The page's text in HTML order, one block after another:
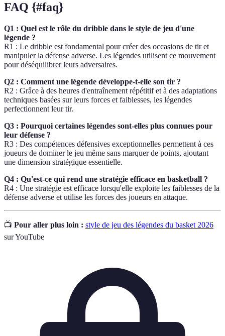
FAQ {#faq}
Q1 : Quel est le rôle du dribble dans le style de jeu d'une
légende ?
R1 : Le dribble est fondamental pour créer des occasions de tir et
manipuler la défense adverse. Les légendes utilisent ce mouvement
pour déséquilibrer leurs adversaires.
Q2 : Comment une légende développe-t-elle son tir ?
R2 : Grâce à des heures d'entraînement répétitif et à des adaptations
techniques basées sur leurs forces et faiblesses, les légendes
perfectionnent leur tir.
Q3 : Pourquoi certaines légendes sont-elles plus connues pour
leur défense ?
R3 : Des compétences défensives exceptionnelles permettent à ces
joueurs de dominer le jeu même sans marquer de points, ajoutant
une dimension stratégique essentielle.
Q4 : Qu'est-ce qui rend une stratégie efficace en basketball ?
R4 : Une stratégie est efficace lorsqu'elle exploite les faiblesses de la
défense adverse et utilise les forces des joueurs en attaque.
📺 Pour aller plus loin : style de jeu des légendes du basket 2026
sur YouTube